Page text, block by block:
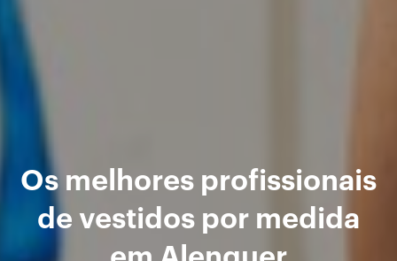
Os melhores profissionais
de vestidos por medida